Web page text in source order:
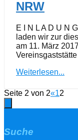
NRW
E I N L A D U N
laden wir zur
am 11. März
Weiterlesen...
Seite 2 von 2«12
Suche